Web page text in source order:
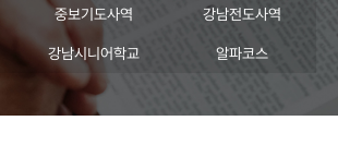
중보기도사역 강남전도사역
강남시니어학교 알파코스